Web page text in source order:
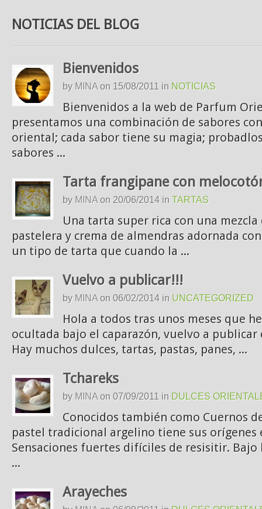
NOTICIAS DEL BLOG
Bienvenidos
by MINA on 15/08/2011 in NOTICIAS
Bienvenidos a la web de Parfum
presentamos una combinación de sabores
oriental; cada sabor tiene su magia;
sabores ...
Tarta frangipane con
by MINA on 20/06/2014 in TARTAS
Una tarta super rica con una
pastelera y crema de almendras adornada
un tipo de tarta que cuando la ...
Vuelvo a publicar!!!
by MINA on 06/02/2014 in UNCATEGORIZED
Hola a todos tras unos meses que
ocultada bajo el caparazón, vuelvo a
Hay muchos dulces, tartas, pastas, panes, ...
Tchareks
by MINA on 07/09/2011 in DULCES
Conocidos también como Cuernos
pastel tradicional argelino tiene sus orígenes
Sensaciones fuertes difíciles de resisitir.
...
Arayeches